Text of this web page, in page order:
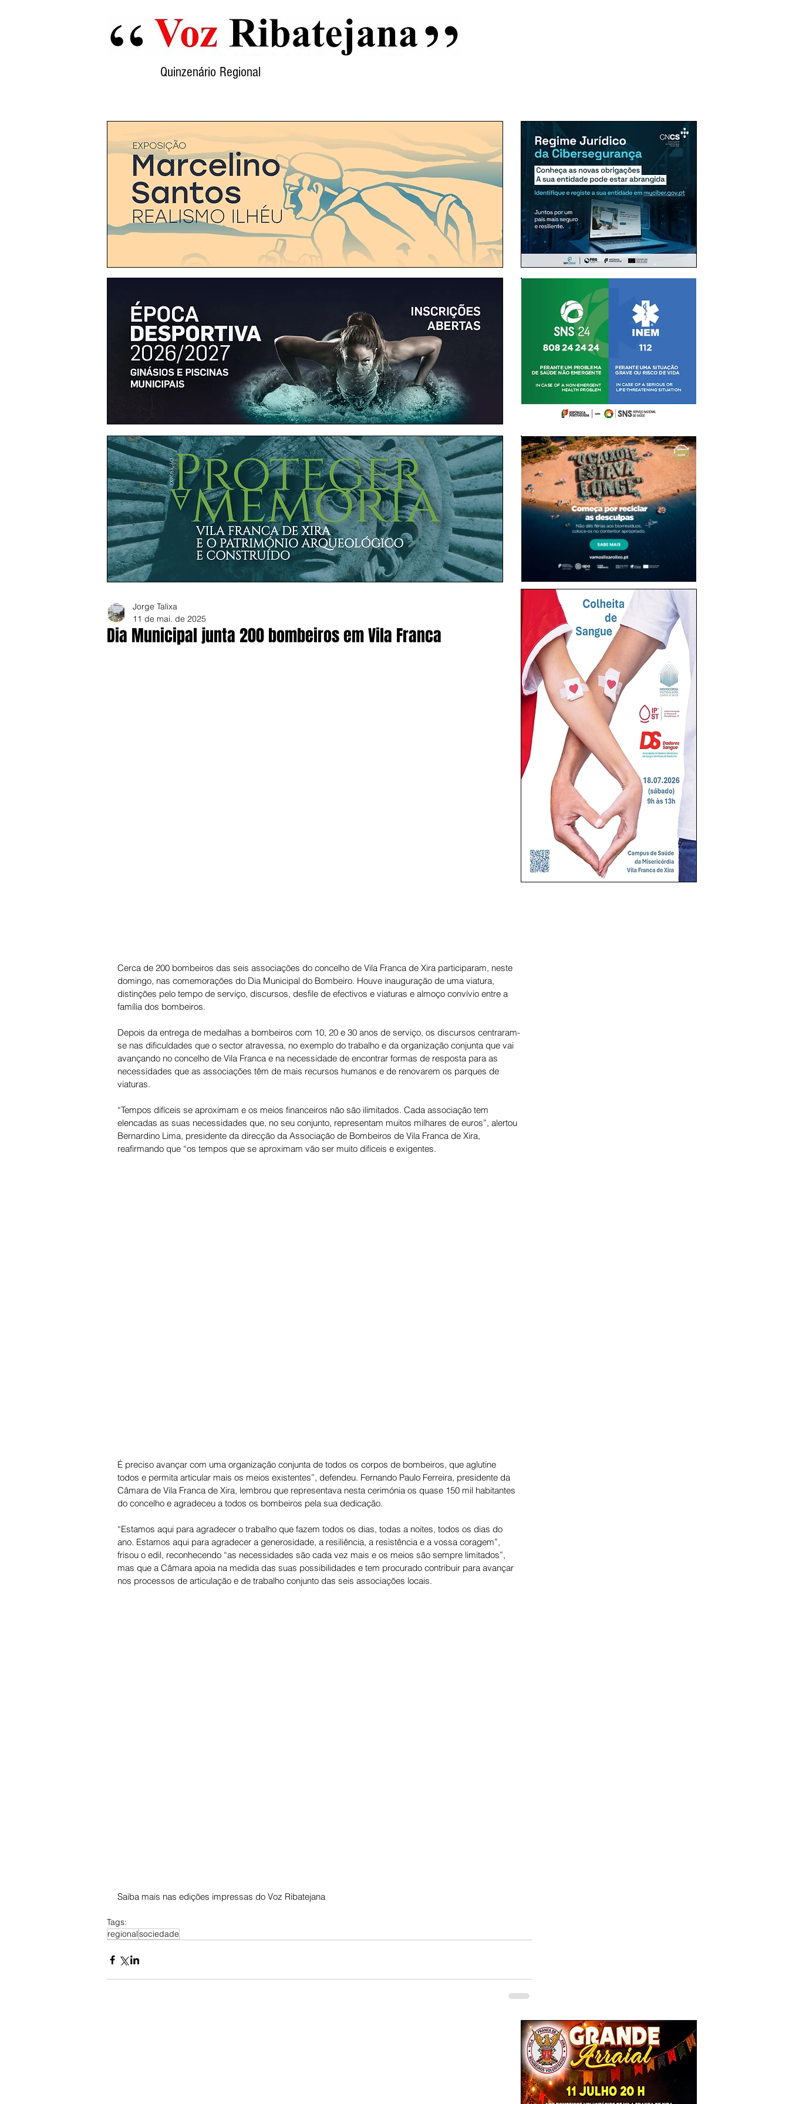
Quinzenário Regional
Dia Municipal junta 200 bombeiros em Vila Franca
Jorge Talixa
11 de mai. de 2025
Cerca de 200 bombeiros das seis associações do concelho de Vila Franca de Xira participaram, neste
domingo, nas comemorações do Dia Municipal do Bombeiro. Houve inauguração de uma viatura,
distinções pelo tempo de serviço, discursos, desfile de efectivos e viaturas e almoço convívio entre a
família dos bombeiros.
Depois da entrega de medalhas a bombeiros com 10, 20 e 30 anos de serviço, os discursos centraram-
se nas dificuldades que o sector atravessa, no exemplo do trabalho e da organização conjunta que vai
avançando no concelho de Vila Franca e na necessidade de encontrar formas de resposta para as
necessidades que as associações têm de mais recursos humanos e de renovarem os parques de
viaturas.
“Tempos difíceis se aproximam e os meios financeiros não são ilimitados. Cada associação tem
elencadas as suas necessidades que, no seu conjunto, representam muitos milhares de euros”, alertou
Bernardino Lima, presidente da direcção da Associação de Bombeiros de Vila Franca de Xira,
reafirmando que “os tempos que se aproximam vão ser muito difíceis e exigentes.
É preciso avançar com uma organização conjunta de todos os corpos de bombeiros, que aglutine
todos e permita articular mais os meios existentes”, defendeu. Fernando Paulo Ferreira, presidente da
Câmara de Vila Franca de Xira, lembrou que representava nesta cerimónia os quase 150 mil habitantes
do concelho e agradeceu a todos os bombeiros pela sua dedicação.
“Estamos aqui para agradecer o trabalho que fazem todos os dias, todas a noites, todos os dias do
ano. Estamos aqui para agradecer a generosidade, a resiliência, a resistência e a vossa coragem”,
frisou o edil, reconhecendo “as necessidades são cada vez mais e os meios são sempre limitados”,
mas que a Câmara apoia na medida das suas possibilidades e tem procurado contribuir para avançar
nos processos de articulação e de trabalho conjunto das seis associações locais.
Saiba mais nas edições impressas do Voz Ribatejana
Tags:
regionalsociedade